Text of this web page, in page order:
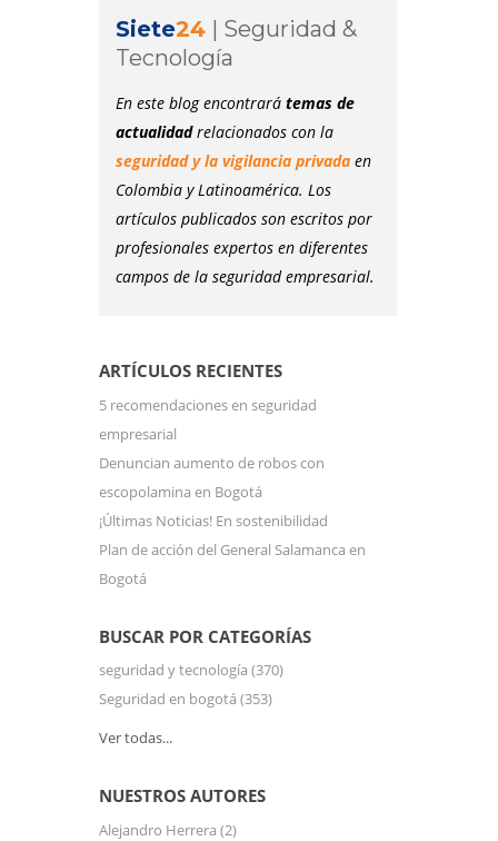
Siete24
Seguridad &
Tecnología
En este blog encontrará temas de
actualidadrelacionados con la
seguridad y la vigilancia privada en
Colombia y Latinoamérica. Los
artículos publicados son escritos por
profesionales expertos en diferentes
campos de la seguridad empresarial.
ARTÍCULOS RECIENTES
5 recomendaciones en seguridad
empresarial
Denuncian aumento de robos con
escopolamina en Bogotá
¡Últimas Noticias! En sostenibilidad
Plan de acción del General Salamanca en
Bogotá
BUSCAR POR CATEGORÍAS
seguridad y tecnología (370)
Seguridad en bogotá (353)
Ver todas...
NUESTROS AUTORES
Alejandro Herrera (2)